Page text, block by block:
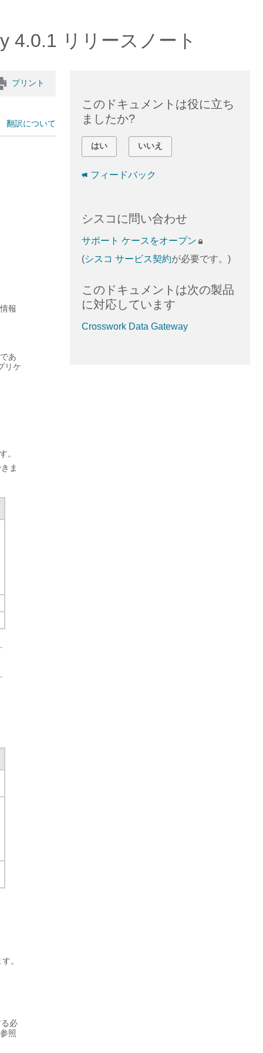
4.0.1 リリースノート
プリント
翻訳について
報
あ
リケ
。
ま
。
必
照
このドキュメントは役に立ち
ましたか?
はい いいえ
フィードバック
シスコに問い合わせ
サポート ケースをオープン
(シスコ サービス契約が必要です。)
このドキュメントは次の製品
に対応しています
Crosswork Data Gateway